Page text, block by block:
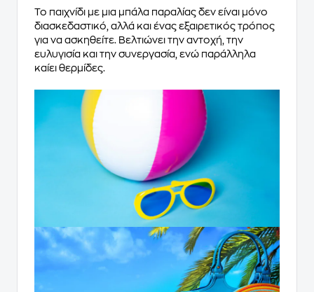
Το παιχνίδι με μια μπάλα παραλίας δεν είναι μόνο
διασκεδαστικό, αλλά και ένας εξαιρετικός τρόπος
για να ασκηθείτε. Βελτιώνει την αντοχή, την
ευλυγισία και την συνεργασία, ενώ παράλληλα
καίει θερμίδες.